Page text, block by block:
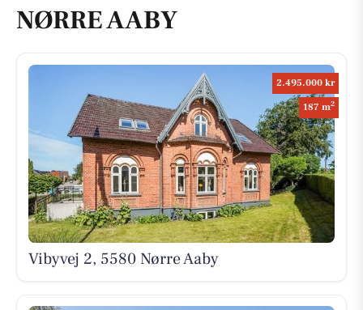
NØRRE AABY
2.495.000 kr
187 m2
Vibyvej 2, 5580 Nørre Aaby